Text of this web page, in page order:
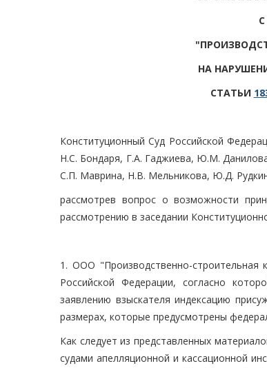
НА
СТАТЬИ
Конституционный Суд Российской
Н.С. Бондаря, Г.А. Гаджиева, Ю.М.
С.П. Маврина, Н.В. Мельникова, Ю.Д.
рассмотрев вопрос о возможности
рассмотрению в заседании
1. ООО "Производственно-строительная
Российской Федерации, согласно
заявлению взыскателя индексацию
размерах, которые предусмотрены
Как следует из представленных
судами апелляционной и кассационной